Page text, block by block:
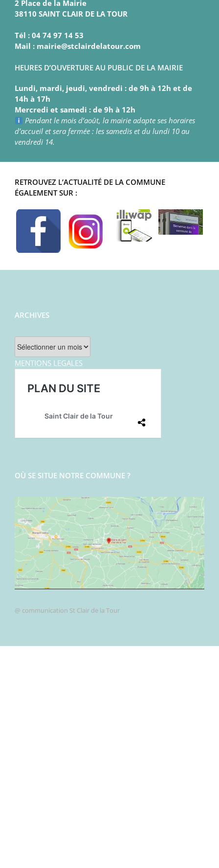
2 Place de la Mairie
38110 SAINT CLAIR DE LA TOUR
Tél : 04 74 97 14 53
Mail : mairie@stclairdelatour.com
HEURES D’OUVERTURE AU PUBLIC DE LA MAIRIE
Lundi, mardi, jeudi, vendredi : de 9h à 12h et de
14h à 17h
Mercredi et samedi : de 9h à 12h
Pendant le mois d’août, la mairie adapte ses horaires
d’accueil et sera fermée : les samedis et du lundi 10 au
vendredi 14.
RETROUVEZ L’ACTUALITÉ DE LA COMMUNE
ÉGALEMENT SUR :
ARCHIVES
Archives
MENTIONS LEGALES
OÙ SE SITUE NOTRE COMMUNE ?
@ communication St Clair de la Tour